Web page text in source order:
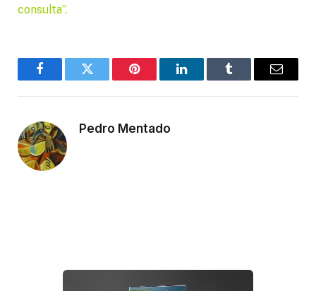
consulta”.
FacebookTwitter Pinterest LinkedInTumblr Email
Pedro Mentado